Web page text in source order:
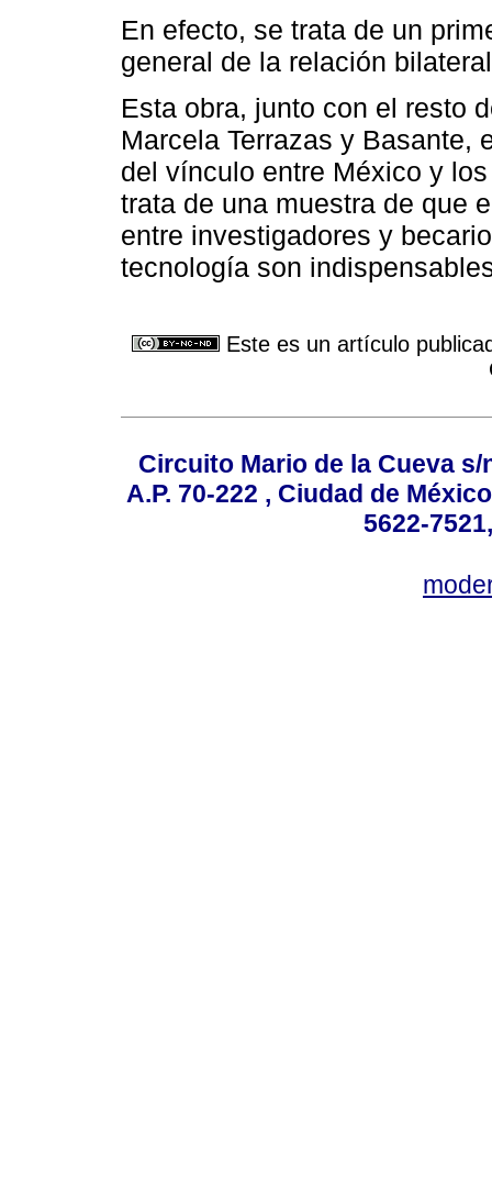
En efecto, se trata de un
general de la relación
Esta obra, junto con el resto
Marcela Terrazas y Basante,
del vínculo entre México y
trata de una muestra de que
entre investigadores y
tecnología son
Este es un artículo
Circuito Mario de la Cueva
A.P. 70-222 , Ciudad de
5622-